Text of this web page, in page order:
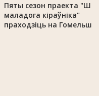
Пяты сезон праекта
маладога кіраўніка"
праходзіць на